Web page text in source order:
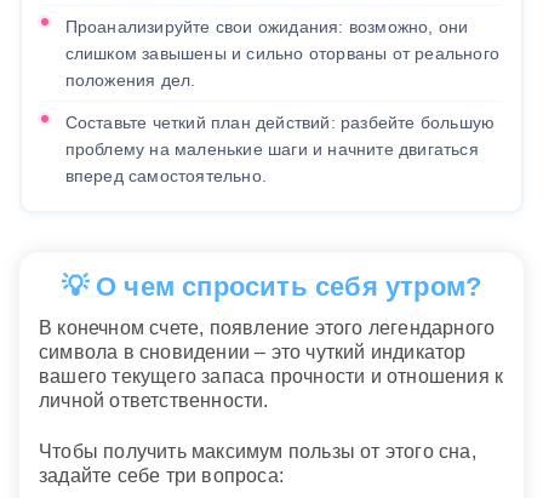
Проанализируйте свои ожидания: возможно, они
слишком завышены и сильно оторваны от реального
положения дел.
Составьте четкий план действий: разбейте большую
проблему на маленькие шаги и начните двигаться
вперед самостоятельно.
💡 О чем спросить себя утром?
В конечном счете, появление этого легендарного
символа в сновидении – это чуткий индикатор
вашего текущего запаса прочности и отношения к
личной ответственности.
Чтобы получить максимум пользы от этого сна,
задайте себе три вопроса: